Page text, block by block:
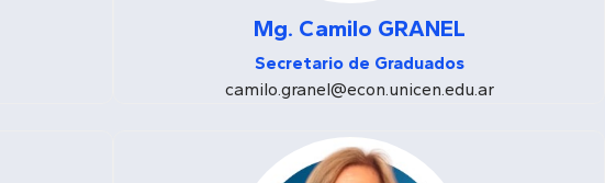
Mg. Camilo GRANEL
Secretario de Graduados
camilo.granel@econ.unicen.edu.ar